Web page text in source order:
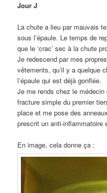
Jour J
La chute a lieu par mauvais
sous l’épaule. Le temps de
que le ‘crac’ sec à la chute
Je redescend par mes
vêtements, qu’il y a quelque
l’épaule qui est déjà gonflée.
Je me rends chez le
fracture simple du premier
place et me pose des
prescrit un anti-inflammatoire
En image, cela donne ça :